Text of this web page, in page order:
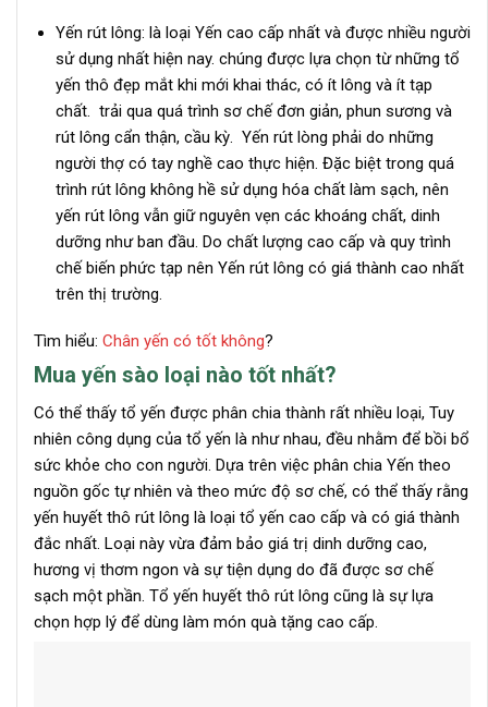
Yến rút lông: là loại Yến cao cấp nhất và được nhiều người
sử dụng nhất hiện nay. chúng được lựa chọn từ những tổ
yến thô đẹp mắt khi mới khai thác, có ít lông và ít tạp
chất. trải qua quá trình sơ chế đơn giản, phun sương và
rút lông cẩn thận, cầu kỳ. Yến rút lòng phải do những
người thợ có tay nghề cao thực hiện. Đặc biệt trong quá
trình rút lông không hề sử dụng hóa chất làm sạch, nên
yến rút lông vẫn giữ nguyên vẹn các khoáng chất, dinh
dưỡng như ban đầu. Do chất lượng cao cấp và quy trình
chế biến phức tạp nên Yến rút lông có giá thành cao nhất
trên thị trường.
Tìm hiểu: Chân yến có tốt không?
Mua yến sào loại nào tốt nhất?
Có thể thấy tổ yến được phân chia thành rất nhiều loại, Tuy
nhiên công dụng của tổ yến là như nhau, đều nhằm để bồi bổ
sức khỏe cho con người. Dựa trên việc phân chia Yến theo
nguồn gốc tự nhiên và theo mức độ sơ chế, có thể thấy rằng
yến huyết thô rút lông là loại tổ yến cao cấp và có giá thành
đắc nhất. Loại này vừa đảm bảo giá trị dinh dưỡng cao,
hương vị thơm ngon và sự tiện dụng do đã được sơ chế
sạch một phần. Tổ yến huyết thô rút lông cũng là sự lựa
chọn hợp lý để dùng làm món quà tặng cao cấp.